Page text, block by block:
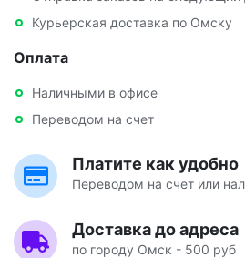
Курьерская доставка по Омску
Оплата
Наличными в офисе
Переводом на счет
Платите как удобно
Переводом на счет или
Доставка до адреса
по городу Омск - 500 руб